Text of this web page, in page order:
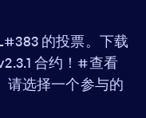
的投票。下载
合约！#查看
请选择一个参与的